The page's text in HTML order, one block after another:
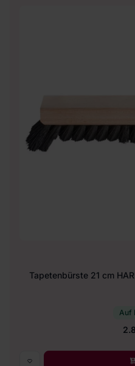
Tapetenbürste 21 cm
Auf